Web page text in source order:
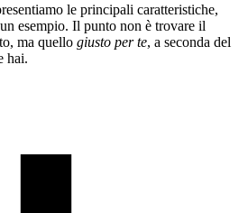
le principali caratteristiche,
esempio. Il punto non è trovare il
ma quello giusto per te, a seconda del
hai.